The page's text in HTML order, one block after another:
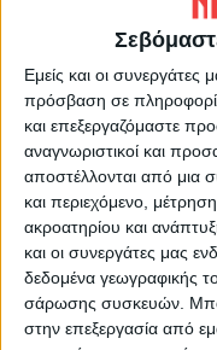
Εμείς και οι
πρόσβαση σε
και επεξεργαζόμαστε
αναγνωριστικοί και
αποστέλλονται από μια
και περιεχόμενο,
ακροατηρίου και
και οι συνεργάτες μας
δεδομένα γεωγραφικής
σάρωσης συσκευών.
στην επεξεργασία από
ΠΡΟΗΓΟΥΜΕΝΟ ΑΡΘΡΟ
Η καρδιά του Νικολάου
Πλαστήρα δεν
χτυπά ποτέ για την